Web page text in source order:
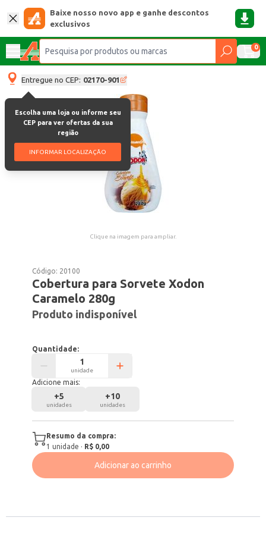
Baixe nosso novo app e ganhe descontos
exclusivos
0
Entregue no CEP: 02170-901
Escolha uma loja ou informe seu
CEP para ver ofertas da sua
região
INFORMAR LOCALIZAÇÃO
Clique na imagem para ampliar.
Código: 20100
Cobertura para Sorvete Xodon
Caramelo 280g
Produto indisponível
Quantidade:
unidade
Adicione mais:
+5
unidades
+10
unidades
Resumo da compra:
1 unidade · R$ 0,00
Adicionar ao carrinho